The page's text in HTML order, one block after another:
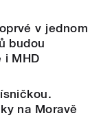
v jednom
budou
i MHD
na Moravě